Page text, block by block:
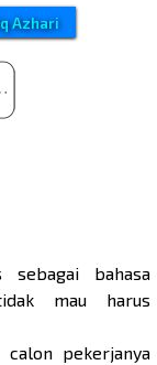
Azhari
sebagai bahasa
mau harus
calon pekerjanya